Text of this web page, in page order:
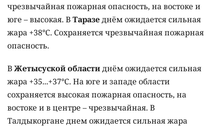
чрезвычайная пожарная опасность, на востоке и
юге – высокая. ВТаразеднём ожидается сильная
жара +38°C. Сохраняется чрезвычайная пожарная
опасность.
ВЖетысуской областиднём ожидается сильная
жара +35...+37°C. На юге и западе области
сохраняется высокая пожарная опасность, на
востоке и в центре – чрезвычайная. В
Талдыкоргане днем ожидается сильная жара